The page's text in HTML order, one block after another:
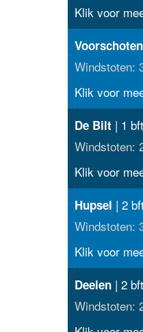
Klik voor
Voorschoten
Windstoten:
Klik voor
De Bilt| 1
Windstoten:
Klik voor
Hupsel | 2
Windstoten:
Klik voor
Deelen| 2
Windstoten: